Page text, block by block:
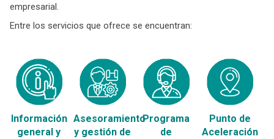
empresarial.
Entre los servicios que ofrece se encuentran:
Información
general y
Asesoramiento
y gestión de
Programa
de
Punto de
Aceleración